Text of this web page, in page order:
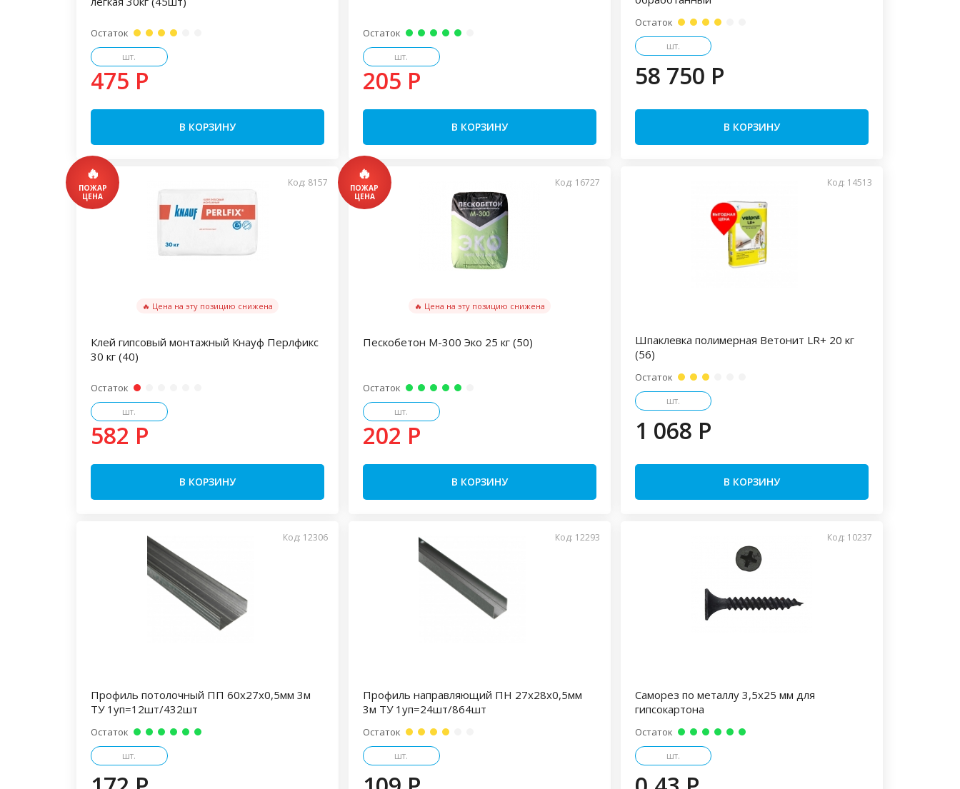
Остаток
шт.
475 P
В КОРЗИНУ
Остаток
шт.
205 P
В КОРЗИНУ
Остаток
шт.
58 750 P
В КОРЗИНУ
Код: 8157
🔥 Цена на эту позицию снижена
Клей гипсовый монтажный Кнауф Перлфикс
30 кг (40)
Остаток
шт.
582 P
В КОРЗИНУ
Код: 16727
🔥 Цена на эту позицию снижена
Пескобетон М-300 Эко 25 кг (50)
Остаток
шт.
202 P
В КОРЗИНУ
Код: 14513
Шпаклевка полимерная Ветонит LR+ 20 кг
(56)
Остаток
шт.
1 068 P
В КОРЗИНУ
Код: 12306
Профиль потолочный ПП 60х27х0,5мм 3м
ТУ 1уп=12шт/432шт
Остаток
шт.
Код: 12293
Профиль направляющий ПН 27х28х0,5мм
3м ТУ 1уп=24шт/864шт
Остаток
шт.
Код: 10237
Саморез по металлу 3,5х25 мм для
гипсокартона
Остаток
шт.